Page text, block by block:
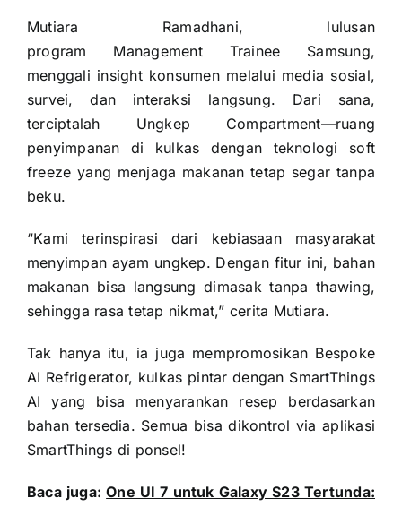
Mutiara Ramadhani, lulusan
program Management Trainee Samsung,
menggali insight konsumen melalui media sosial,
survei, dan interaksi langsung. Dari sana,
terciptalah Ungkep Compartment—ruang
penyimpanan di kulkas dengan teknologi soft
freeze yang menjaga makanan tetap segar tanpa
beku.
“Kami terinspirasi dari kebiasaan masyarakat
menyimpan ayam ungkep. Dengan fitur ini, bahan
makanan bisa langsung dimasak tanpa thawing,
sehingga rasa tetap nikmat,” cerita Mutiara.
Tak hanya itu, ia juga mempromosikan Bespoke
AI Refrigerator, kulkas pintar dengan SmartThings
AI yang bisa menyarankan resep berdasarkan
bahan tersedia. Semua bisa dikontrol via aplikasi
SmartThings di ponsel!
Baca juga:One UI 7 untuk Galaxy S23 Tertunda: